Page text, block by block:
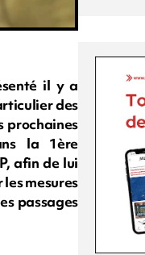
il y a
des
prochaines
la 1ère
afin de lui
mesures
passages